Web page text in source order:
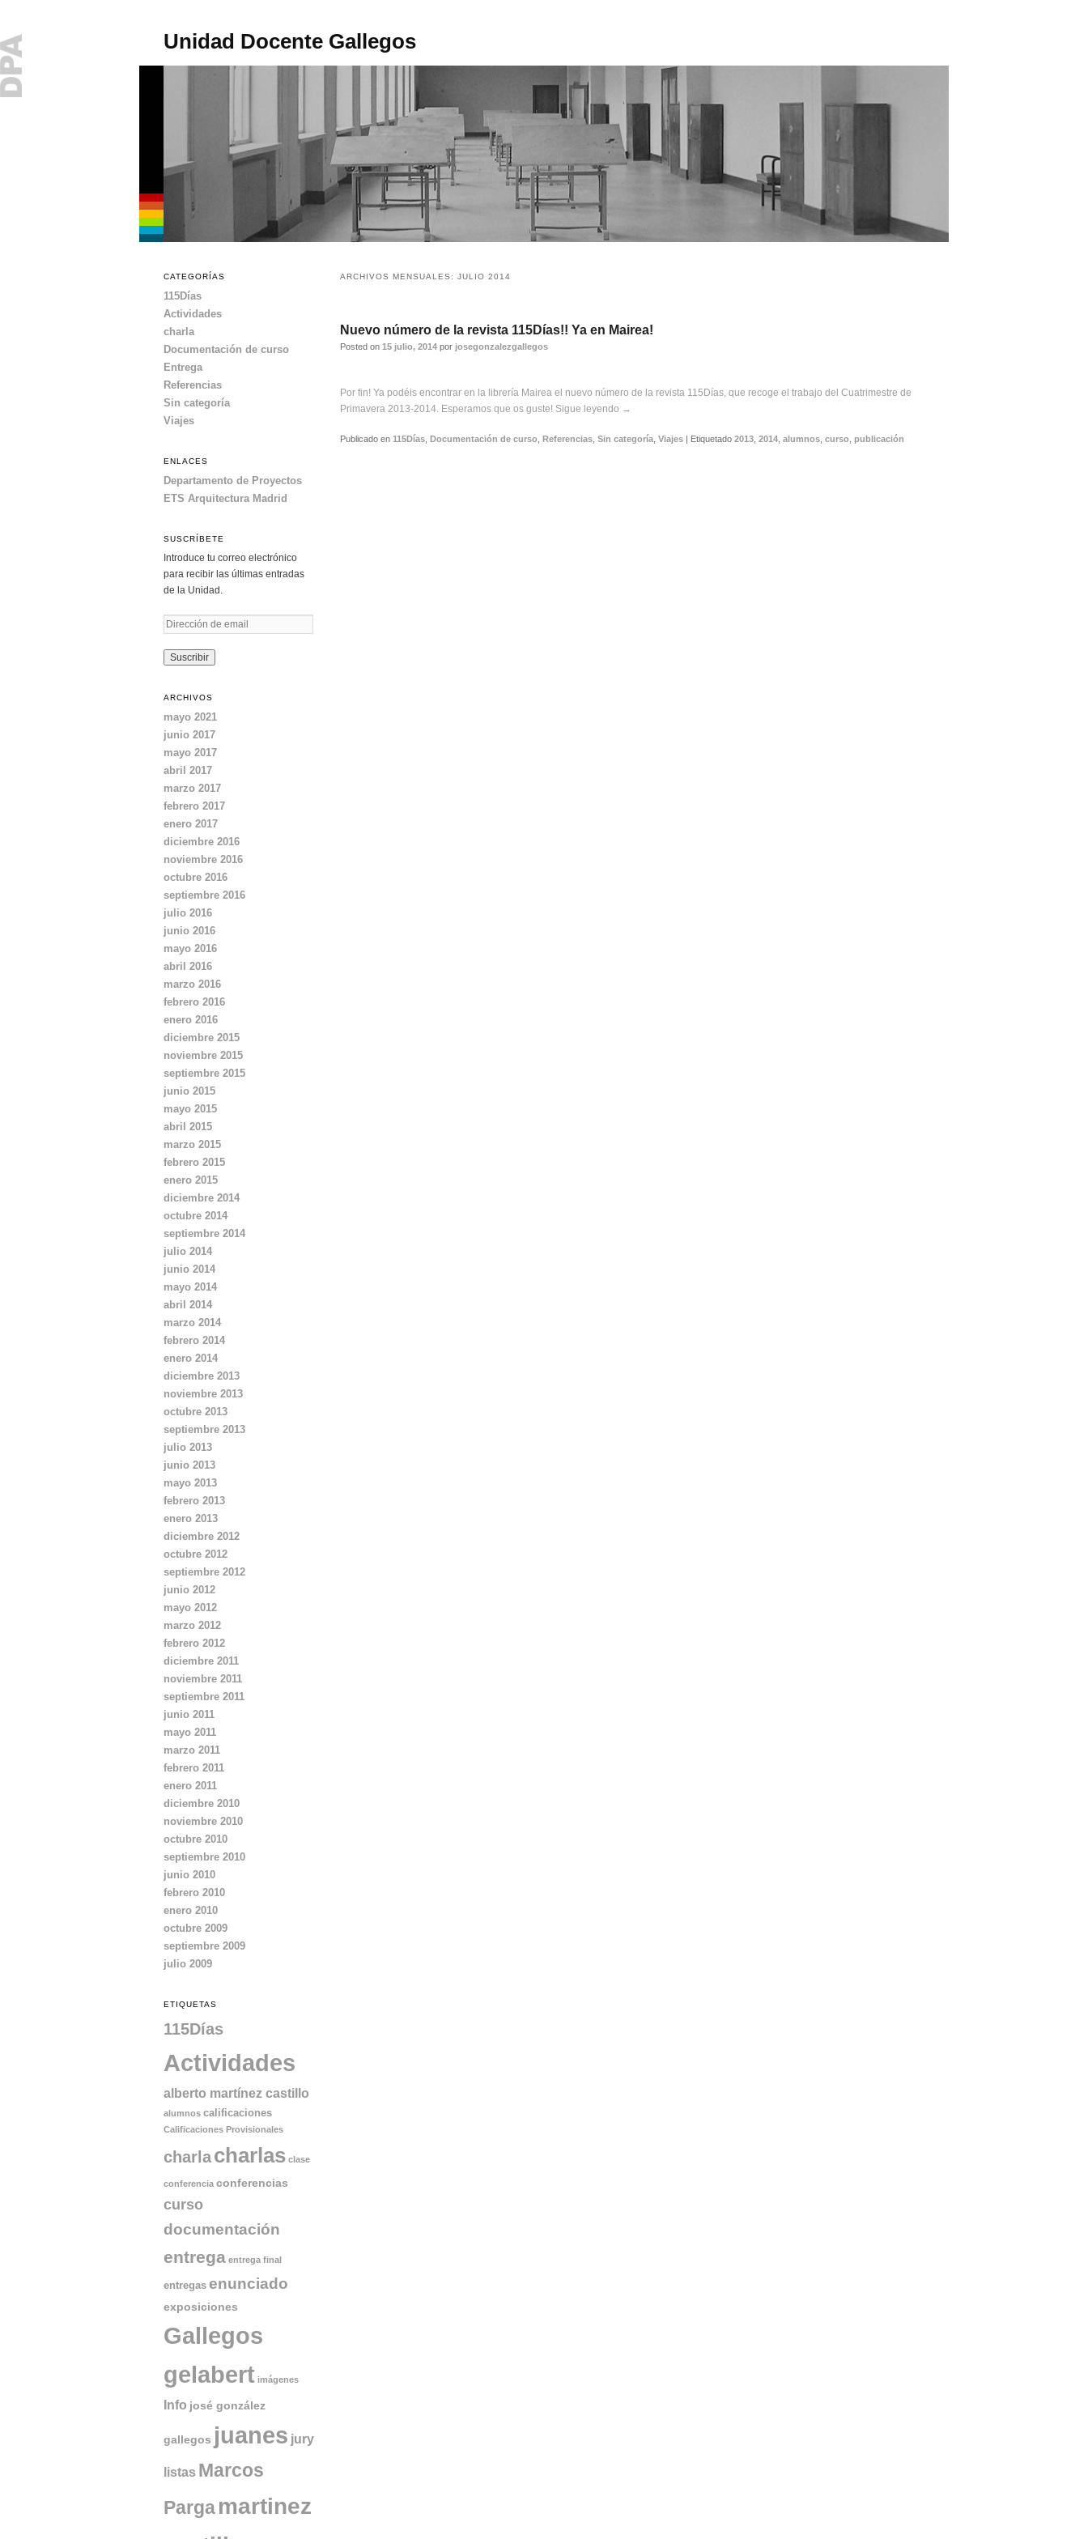
Unidad Docente Gallegos
al
contenido
principal
al
contenido
secundario
ARCHIVOS MENSUALES: JULIO 2014
Nuevo número de la revista 115Días!! Ya en Mairea!
Posted on 15 julio, 2014 por josegonzalezgallegos
Por fin! Ya podéis encontrar en la librería Mairea el nuevo número de la revista 115Días, que recoge el trabajo del Cuatrimestre de
Primavera 2013-2014. Esperamos que os guste! Sigue leyendo →
Publicado en 115Días Documentación de curso Referencias Sin categoría Viajes | Etiquetado 2013 2014 alumnos curso publicación
CATEGORÍAS
115Días
Actividades
charla
Documentación de curso
Entrega
Referencias
Sin categoría
Viajes
ENLACES
Departamento de Proyectos
ETS Arquitectura Madrid
SUSCRÍBETE
Introduce tu correo electrónico
para recibir las últimas entradas
de la Unidad.
D
r
c
i
ó
n
d
e
e
i
l
ARCHIVOS
mayo 2021
junio 2017
mayo 2017
abril 2017
marzo 2017
febrero 2017
enero 2017
diciembre 2016
noviembre 2016
octubre 2016
septiembre 2016
julio 2016
junio 2016
mayo 2016
abril 2016
marzo 2016
febrero 2016
enero 2016
diciembre 2015
noviembre 2015
septiembre 2015
junio 2015
mayo 2015
abril 2015
marzo 2015
febrero 2015
enero 2015
diciembre 2014
octubre 2014
septiembre 2014
julio 2014
junio 2014
mayo 2014
abril 2014
marzo 2014
febrero 2014
enero 2014
diciembre 2013
noviembre 2013
octubre 2013
septiembre 2013
julio 2013
junio 2013
mayo 2013
febrero 2013
enero 2013
diciembre 2012
octubre 2012
septiembre 2012
junio 2012
mayo 2012
marzo 2012
febrero 2012
diciembre 2011
noviembre 2011
septiembre 2011
junio 2011
mayo 2011
marzo 2011
febrero 2011
enero 2011
diciembre 2010
noviembre 2010
octubre 2010
septiembre 2010
junio 2010
febrero 2010
enero 2010
octubre 2009
septiembre 2009
julio 2009
ETIQUETAS
115Días
Actividades
alberto martínez castillo
alumnos calificaciones
Calificaciones Provisionales
charlacharlas clase
conferencia conferencias
curso
documentación
entrega entrega final
entregas enunciado
exposiciones
Gallegos
gelabert imágenes
Info josé gonzález
gallegos juanes jury
listas Marcos
Pargamartinez